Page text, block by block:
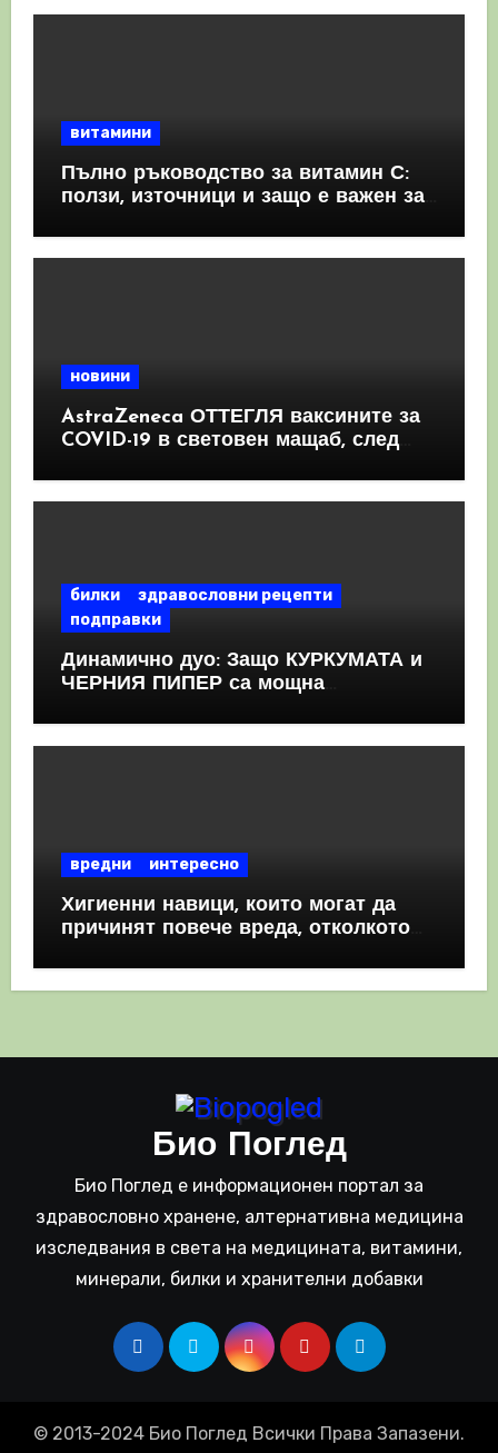
витамини
Пълно ръководство за витамин С:
ползи, източници и защо е важен за
новини
AstraZeneca ОТТЕГЛЯ ваксините за
COVID-19 в световен мащаб, след
билки
здравословни рецепти
подправки
Динамично дуо: Защо КУРКУМАТА и
ЧЕРНИЯ ПИПЕР са мощна
вредни интересно
Хигиенни навици, които могат да
причинят повече вреда, отколкото
Био Поглед
Био Поглед е информационен портал за
здравословно хранене, алтернативна медицина
изследвания в света на медицината, витамини,
минерали, билки и хранителни добавки
© 2013-2024 Био Поглед Всички Права Запазени.